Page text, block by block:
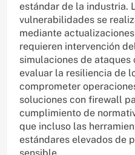
estándar de la industria.
vulnerabilidades se
mediante
requieren intervención
simulaciones de
evaluar la resiliencia de
comprometer
soluciones con firewall
cumplimiento de
que incluso las
estándares elevados de